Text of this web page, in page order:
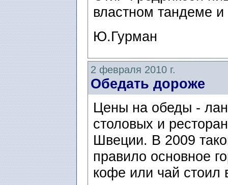
властном тандеме
Ю.Гурман
2 февраля 2010 г.
Обедать дороже
Цены на обеды -
столовых и
Швеции. В 2009
правило основное
кофе или чай стоил